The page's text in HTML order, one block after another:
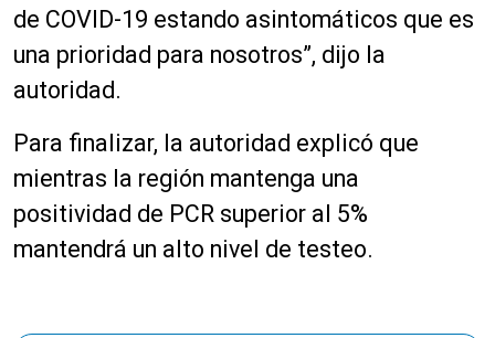
de COVID-19 estando asintomáticos que es
una prioridad para nosotros”, dijo la
autoridad.
Para finalizar, la autoridad explicó que
mientras la región mantenga una
positividad de PCR superior al 5%
mantendrá un alto nivel de testeo.